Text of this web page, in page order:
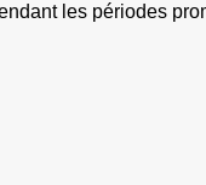
les périodes